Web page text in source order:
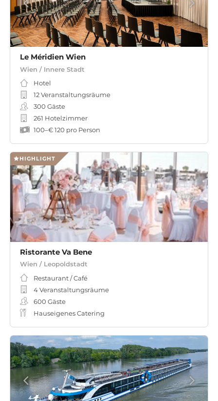
Le Méridien Wien
Wien / Innere Stadt
Hotel
12 Veranstaltungsräume
300 Gäste
261 Hotelzimmer
100–€ 120 pro Person
HIGHLIGHT
Ristorante Va Bene
Wien / Leopoldstadt
Restaurant / Café
4 Veranstaltungsräume
600 Gäste
Hauseigenes Catering